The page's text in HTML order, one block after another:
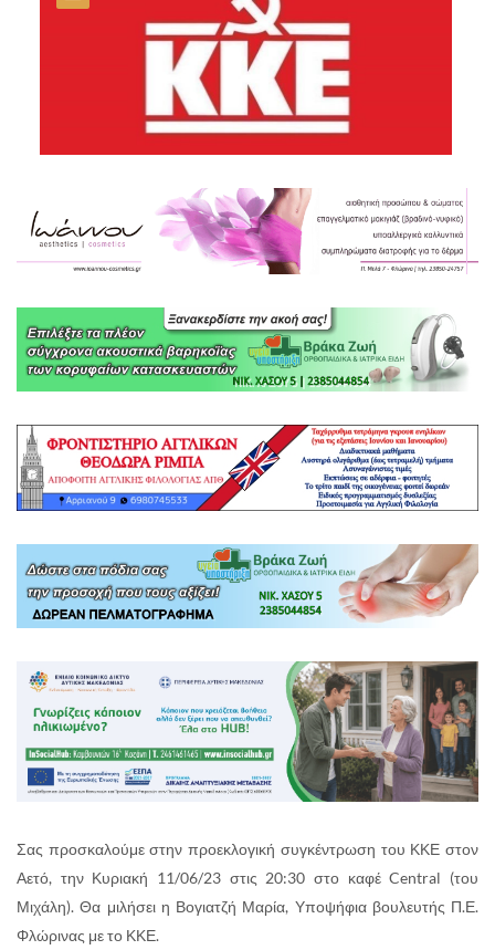
Σας προσκαλούμε στην προεκλογική συγκέντρωση του ΚΚΕ στον
Αετό, την Κυριακή 11/06/23 στις 20:30 στο καφέ Central (του
Μιχάλη). Θα μιλήσει η Βογιατζή Μαρία, Υποψήφια βουλευτής Π.Ε.
Φλώρινας με το ΚΚΕ.